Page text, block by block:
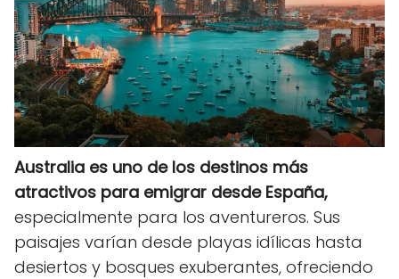
Australia es uno de los destinos más
atractivos para emigrar desde España,
especialmente para los aventureros. Sus
paisajes varían desde playas idílicas hasta
desiertos y bosques exuberantes, ofreciendo